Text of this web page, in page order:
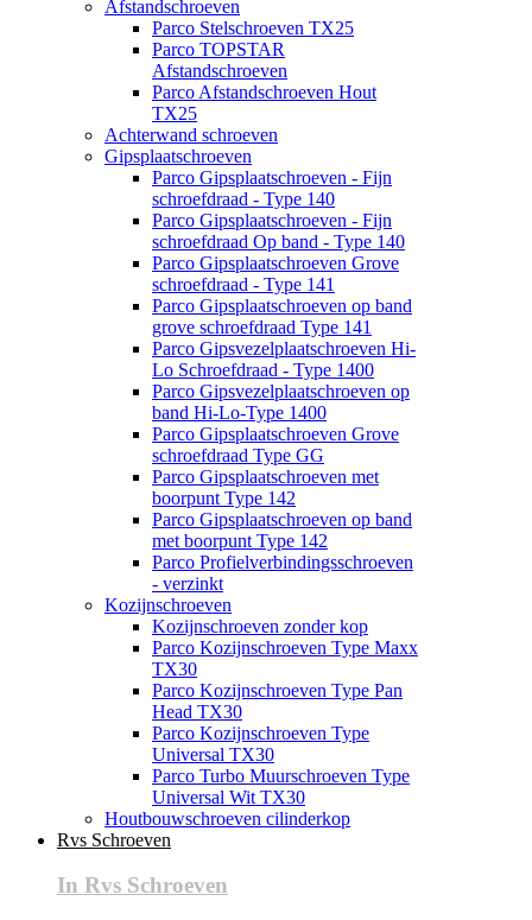
Afstandschroeven
Parco Stelschroeven TX25
Parco TOPSTAR
Afstandschroeven
Parco Afstandschroeven Hout
TX25
Achterwand schroeven
Gipsplaatschroeven
Parco Gipsplaatschroeven - Fijn
schroefdraad - Type 140
Parco Gipsplaatschroeven - Fijn
schroefdraad Op band - Type 140
Parco Gipsplaatschroeven Grove
schroefdraad - Type 141
Parco Gipsplaatschroeven op band
grove schroefdraad Type 141
Parco Gipsvezelplaatschroeven Hi-
Lo Schroefdraad - Type 1400
Parco Gipsvezelplaatschroeven op
band Hi-Lo-Type 1400
Parco Gipsplaatschroeven Grove
schroefdraad Type GG
Parco Gipsplaatschroeven met
boorpunt Type 142
Parco Gipsplaatschroeven op band
met boorpunt Type 142
Parco Profielverbindingsschroeven
- verzinkt
Kozijnschroeven
Kozijnschroeven zonder kop
Parco Kozijnschroeven Type Maxx
TX30
Parco Kozijnschroeven Type Pan
Head TX30
Parco Kozijnschroeven Type
Universal TX30
Parco Turbo Muurschroeven Type
Universal Wit TX30
Houtbouwschroeven cilinderkop
Rvs Schroeven
In Rvs Schroeven